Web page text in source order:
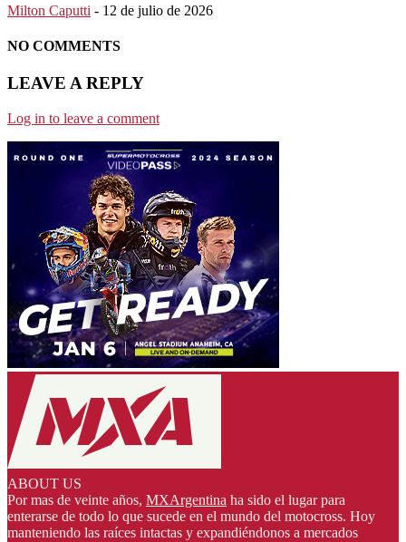
Milton Caputti - 12 de julio de 2026
NO COMMENTS
LEAVE A REPLY
Log in to leave a comment
ABOUT US
Por mas de veinte años, MXArgentina ha sido el lugar para
enterarse de todo lo que sucede en el mundo del motocross. Hoy
manteniendo las raíces intactas y expandiéndonos a mercados